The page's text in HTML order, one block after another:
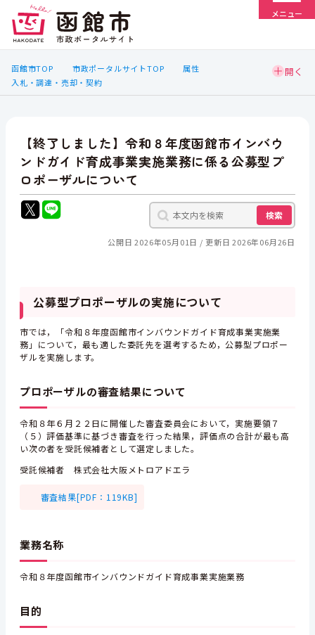
メニュー
函館市TOP 市政ポータルサイトTOP
属性
入札・調達・売却・契約
【終了しました】令和８年度函館市インバウ
ンドガイド育成事業実施業務に係る公募型プ
ロポーザルについて
検索
公開日 2026年05月01日 更新日 2026年06月26日
公募型プロポーザルの実施について
市では，「令和８年度函館市インバウンドガイド育成事業実施業
務」について，最も適した委託先を選考するため，公募型プロポー
ザルを実施します。
プロポーザルの審査結果について
令和８年６月２２日に開催した審査委員会において，実施要領７
（５）評価基準に基づき審査を行った結果，評価点の合計が最も高
い次の者を受託候補者として選定しました。
受託候補者 株式会社大阪メトロアドエラ
審査結果[PDF：119KB]
業務名称
令和８年度函館市インバウンドガイド育成事業実施業務
目的